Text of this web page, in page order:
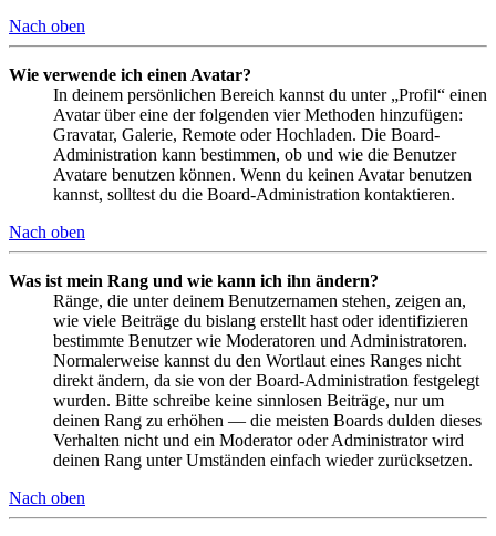
Nach oben
Wie verwende ich einen Avatar?
In deinem persönlichen Bereich kannst du unter „Profil“ einen
Avatar über eine der folgenden vier Methoden hinzufügen:
Gravatar, Galerie, Remote oder Hochladen. Die Board-
Administration kann bestimmen, ob und wie die Benutzer
Avatare benutzen können. Wenn du keinen Avatar benutzen
kannst, solltest du die Board-Administration kontaktieren.
Nach oben
Was ist mein Rang und wie kann ich ihn ändern?
Ränge, die unter deinem Benutzernamen stehen, zeigen an,
wie viele Beiträge du bislang erstellt hast oder identifizieren
bestimmte Benutzer wie Moderatoren und Administratoren.
Normalerweise kannst du den Wortlaut eines Ranges nicht
direkt ändern, da sie von der Board-Administration festgelegt
wurden. Bitte schreibe keine sinnlosen Beiträge, nur um
deinen Rang zu erhöhen — die meisten Boards dulden dieses
Verhalten nicht und ein Moderator oder Administrator wird
deinen Rang unter Umständen einfach wieder zurücksetzen.
Nach oben